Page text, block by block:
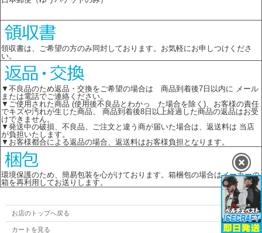
領収書は、ご希望の方のみ同封しております。お気軽にお申しつけくださ
い。
▼不良品のため返品・交換をご希望の場合は 商品到着後7日以内に メール
または電話でご連絡ください。
▼ご使用された商品 (使用後不良品とわかっ た場合を除く)、お客様の責任
でキズや汚れが生じた商品、 商品到着後8日以上経過した商品の返品はお受
けできません。
▼発送中の破損、不良品、ご注文と違う商が届いた場合は、返送料は 当店
が負担いたします。
▼お客様都合による返品の場合、返送料はお客様負担となります。
環境保護のため、簡易包装を心がけております。箱梱包の場合はメーカーの
箱を再利用してお送りします。
お店のトップへ戻る
カートを見る